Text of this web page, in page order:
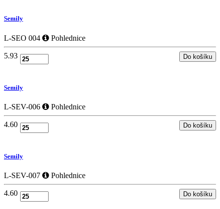
Semily
L-SEO 004 Pohlednice
5.93
Semily
L-SEV-006 Pohlednice
4.60
Semily
L-SEV-007 Pohlednice
4.60